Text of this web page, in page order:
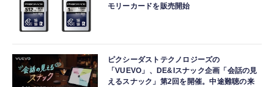
モリーカードを販売開始
ピクシーダストテクノロジーズの
「VUEVO」、DE&Iスナック企画「会話の見
えるスナック」第2回を開催。中途難聴の来